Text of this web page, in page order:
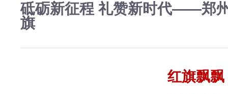
砥砺新征程 礼赞新时代——郑
旗
红旗飘飘